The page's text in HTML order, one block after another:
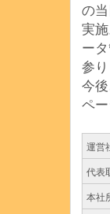
の
実
ー
参り
今
ペ
運営
代表
本社